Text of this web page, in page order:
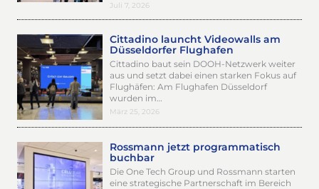
Juli 7, 2026
Cittadino launcht Videowalls am
Düsseldorfer Flughafen
Cittadino baut sein DOOH-Netzwerk weiter
aus und setzt dabei einen starken Fokus auf
Flughäfen: Am Flughafen Düsseldorf
wurden im…
März 25, 2026
Rossmann jetzt programmatisch
buchbar
Die One Tech Group und Rossmann starten
eine strategische Partnerschaft im Bereich